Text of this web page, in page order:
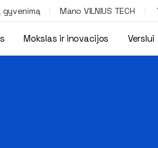
gyvenimą Mano VILNIUS TECH
Mokslas ir inovacijos Verslui